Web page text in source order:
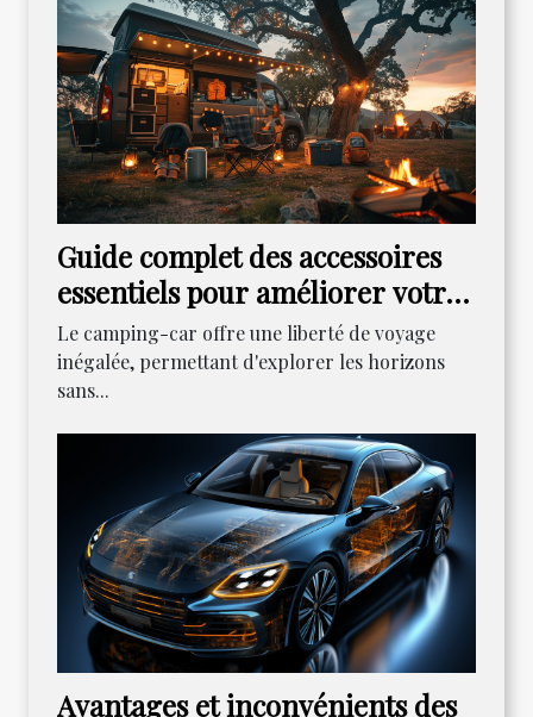
Guide complet des accessoires
essentiels pour améliorer votre
expérience en camping-car
Le camping-car offre une liberté de voyage
inégalée, permettant d'explorer les horizons
sans...
Avantages et inconvénients des